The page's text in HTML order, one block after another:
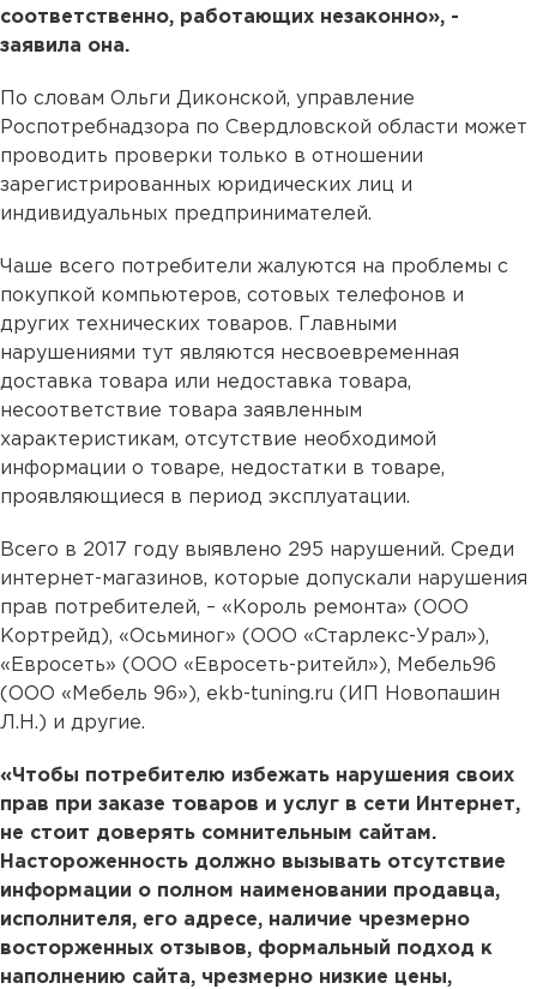
соответственно, работающих незаконно», -
заявила она.
По словам Ольги Диконской, управление
Роспотребнадзора по Свердловской области может
проводить проверки только в отношении
зарегистрированных юридических лиц и
индивидуальных предпринимателей.
Чаше всего потребители жалуются на проблемы с
покупкой компьютеров, сотовых телефонов и
других технических товаров. Главными
нарушениями тут являются несвоевременная
доставка товара или недоставка товара,
несоответствие товара заявленным
характеристикам, отсутствие необходимой
информации о товаре, недостатки в товаре,
проявляющиеся в период эксплуатации.
Всего в 2017 году выявлено 295 нарушений. Среди
интернет-магазинов, которые допускали нарушения
прав потребителей, – «Король ремонта» (ООО
Кортрейд), «Осьминог» (ООО «Старлекс-Урал»),
«Евросеть» (ООО «Евросеть-ритейл»), Мебель96
(ООО «Мебель 96»), ekb-tuning.ru (ИП Новопашин
Л.Н.) и другие.
«Чтобы потребителю избежать нарушения своих
прав при заказе товаров и услуг в сети Интернет,
не стоит доверять сомнительным сайтам.
Настороженность должно вызывать отсутствие
информации о полном наименовании продавца,
исполнителя, его адресе, наличие чрезмерно
восторженных отзывов, формальный подход к
наполнению сайта, чрезмерно низкие цены,